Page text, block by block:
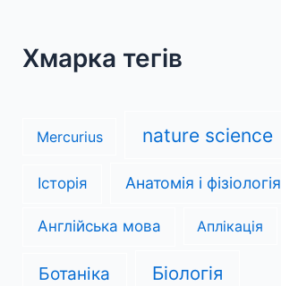
Хмарка тегів
Mercurius nature science
Історія Анатомія і фізіологія
Англійська мова Аплікація
Ботаніка Біологія